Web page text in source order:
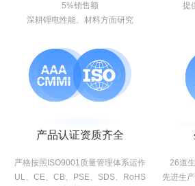
5%销售额
深耕锂电性能、材料方面研究
提
产品认证资质齐全
严格按照ISO9001质量管理体系运作
UL、CE、CB、PSE、SDS、RoHS
26道
先进生